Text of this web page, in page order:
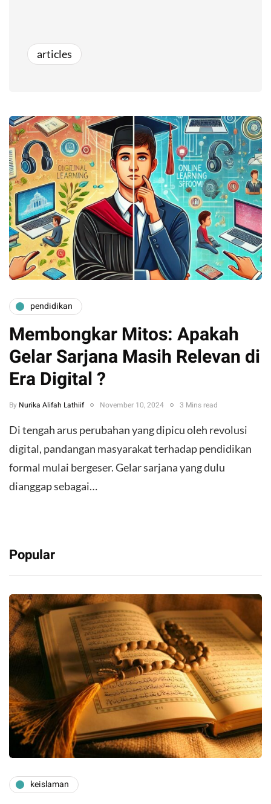
articles
pendidikan
Membongkar Mitos: Apakah
Gelar Sarjana Masih Relevan di
Era Digital ?
By Nurika Alifah Lathiif November 10, 2024 3 Mins read
Di tengah arus perubahan yang dipicu oleh revolusi
digital, pandangan masyarakat terhadap pendidikan
formal mulai bergeser. Gelar sarjana yang dulu
dianggap sebagai…
Popular
keislaman